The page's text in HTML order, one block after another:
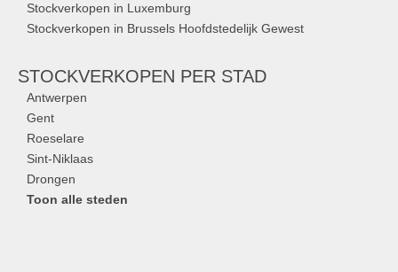
Stockverkopen in Luxemburg
Stockverkopen in Brussels Hoofdstedelijk Gewest
STOCKVERKOPEN PER STAD
Antwerpen
Gent
Roeselare
Sint-Niklaas
Drongen
Toon alle steden